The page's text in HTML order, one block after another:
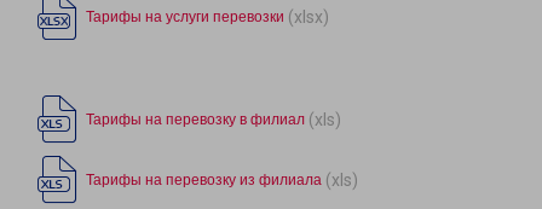
Тарифы на услуги перевозки (xlsx)
Тарифы на перевозку в филиал (xls)
Тарифы на перевозку из филиала (xls)